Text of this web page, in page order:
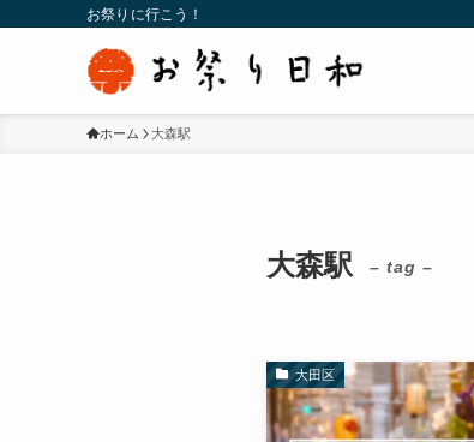
お祭りに行こう！
ホーム 大森駅
大森駅 – tag –
大田区